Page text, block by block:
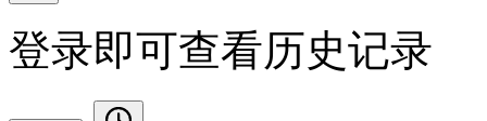
登录即可查看历史记录